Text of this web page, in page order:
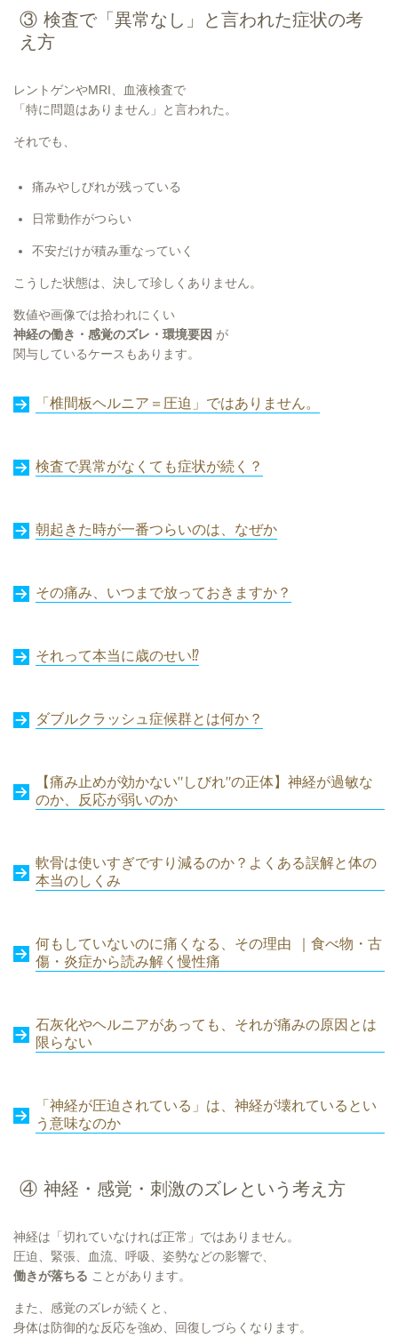
③ 検査で「異常なし」と言われた症状の考
え方
レントゲンやMRI、血液検査で
「特に問題はありません」と言われた。
それでも、
痛みやしびれが残っている
日常動作がつらい
不安だけが積み重なっていく
こうした状態は、決して珍しくありません。
数値や画像では拾われにくい
神経の働き・感覚のズレ・環境要因 が
関与しているケースもあります。
「椎間板ヘルニア＝圧迫」ではありません。
検査で異常がなくても症状が続く？
朝起きた時が一番つらいのは、なぜか
その痛み、いつまで放っておきますか？
それって本当に歳のせい⁉
ダブルクラッシュ症候群とは何か？
【痛み止めが効かない”しびれ”の正体】神経が過敏な
のか、反応が弱いのか
軟骨は使いすぎですり減るのか？よくある誤解と体の
本当のしくみ
何もしていないのに痛くなる、その理由 ｜食べ物・古
傷・炎症から読み解く慢性痛
石灰化やヘルニアがあっても、それが痛みの原因とは
限らない
「神経が圧迫されている」は、神経が壊れているとい
う意味なのか
④ 神経・感覚・刺激のズレという考え方
神経は「切れていなければ正常」ではありません。
圧迫、緊張、血流、呼吸、姿勢などの影響で、
働きが落ちる ことがあります。
また、感覚のズレが続くと、
身体は防御的な反応を強め、回復しづらくなります。